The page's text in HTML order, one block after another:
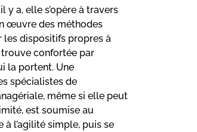
a, elle s’opère à travers
œuvre des méthodes
les dispositifs propres à
trouve confortée par
la portent. Une
spécialistes de
même si elle peut
est soumise au
à l’agilité simple, puis se